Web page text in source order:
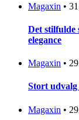
Magaxin •
Det stilfulde
elegance
Magaxin •
Stort
Magaxin •